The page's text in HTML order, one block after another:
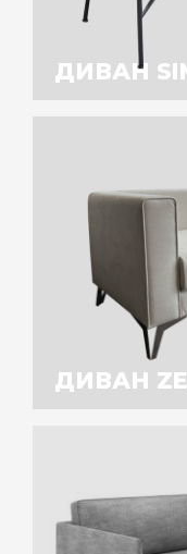
ДИВАН
ДИВАН